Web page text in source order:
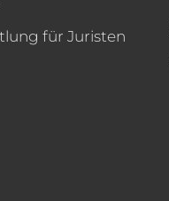
für Juristen